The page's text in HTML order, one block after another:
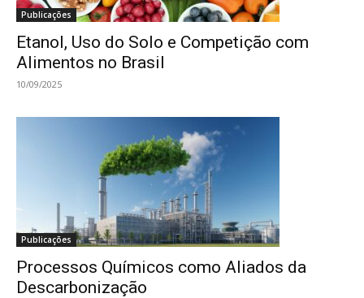
Publicações
Etanol, Uso do Solo e Competição com
Alimentos no Brasil
10/09/2025
Publicações
Processos Químicos como Aliados da
Descarbonização